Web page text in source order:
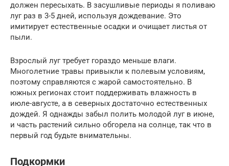
должен пересыхать. В засушливые периоды я поливаю
луг раз в 3-5 дней, используя дождевание. Это
имитирует естественные осадки и очищает листья от
пыли.
Взрослый луг требует гораздо меньше влаги.
Многолетние травы привыкли к полевым условиям,
поэтому справляются с жарой самостоятельно. В
южных регионах стоит поддерживать влажность в
июле-августе, а в северных достаточно естественных
дождей. Я однажды забыл полить молодой луг в июне,
и часть растений сильно обгорела на солнце, так что в
первый год будьте внимательны.
Подкормки